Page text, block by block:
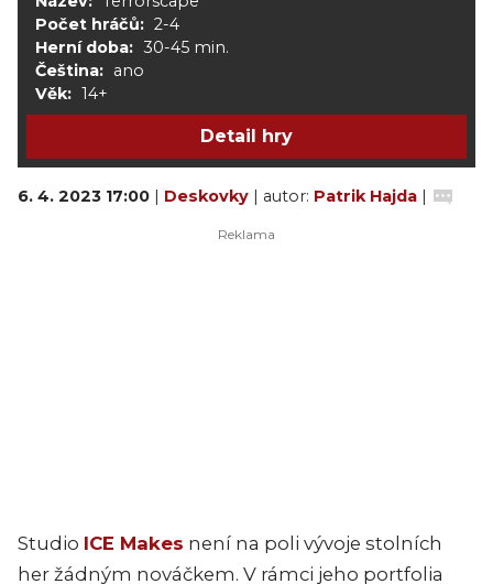
Počet hráčů: 2-4
Herní doba: 30-45 min.
Čeština: ano
Věk: 14+
Detail hry
6. 4. 2023 17:00 | Deskovky | autor: Patrik Hajda |
Studio ICE Makes není na poli vývoje stolních
her žádným nováčkem. V rámci jeho portfolia